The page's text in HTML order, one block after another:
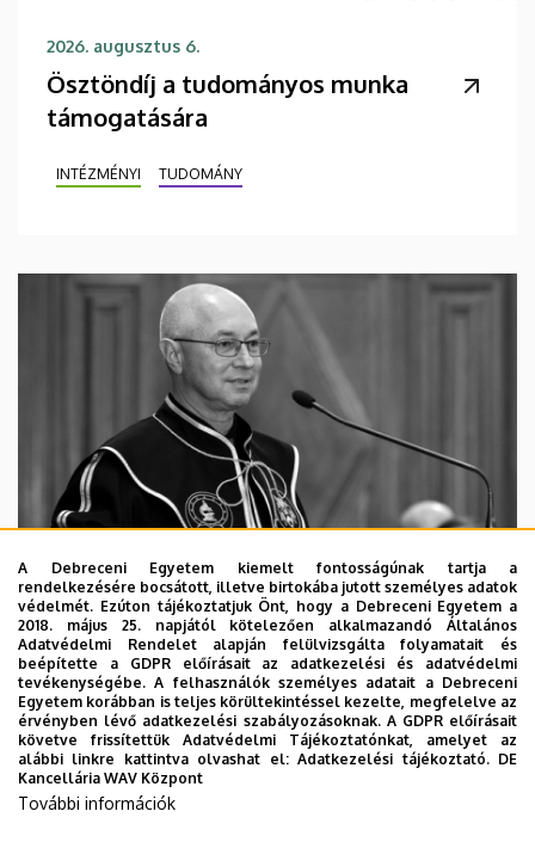
2026. augusztus 6.
Ösztöndíj a tudományos munka
támogatására
INTÉZMÉNYI TUDOMÁNY
2026. augusztus 5.
Díszdoktorát gyászolja a Debreceni
Egyetem
INTÉZMÉNYI TTK TUDOMÁNY
A Debreceni Egyetem kiemelt fontosságúnak tartja a
rendelkezésére bocsátott, illetve birtokába jutott személyes adatok
védelmét. Ezúton tájékoztatjuk Önt, hogy a Debreceni Egyetem a
2018. május 25. napjától kötelezően alkalmazandó Általános
Adatvédelmi Rendelet alapján felülvizsgálta folyamatait és
beépítette a GDPR előírásait az adatkezelési és adatvédelmi
tevékenységébe. A felhasználók személyes adatait a Debreceni
Egyetem korábban is teljes körültekintéssel kezelte, megfelelve az
érvényben lévő adatkezelési szabályozásoknak. A GDPR előírásait
követve frissítettük Adatvédelmi Tájékoztatónkat, amelyet az
alábbi linkre kattintva olvashat el:Adatkezelési tájékoztató. DE
Kancellária WAV Központ
További információk